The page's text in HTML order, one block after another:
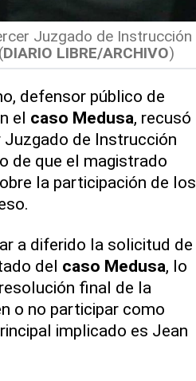
Juzgado de Instrucción
DIARIO LIBRE/ARCHIVO)
defensor público de
el caso Medusa, recusó
de Instrucción
de que el magistrado
la participación de los
a diferido la solicitud de
del caso Medusa, lo
final de la
o no participar como
implicado es Jean